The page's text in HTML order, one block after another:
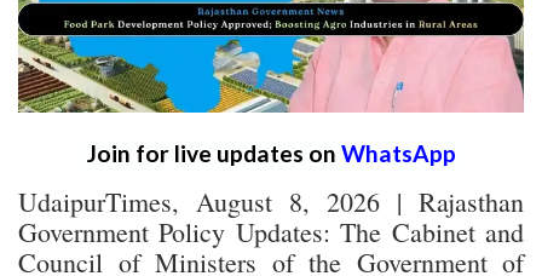
Join for live updates on WhatsApp
UdaipurTimes, August 8, 2026 | Rajasthan
Government Policy Updates: The Cabinet and
Council of Ministers of the Government of